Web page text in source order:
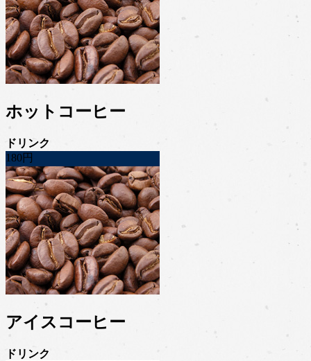
ホットコーヒー
ドリンク
180円
アイスコーヒー
ドリンク